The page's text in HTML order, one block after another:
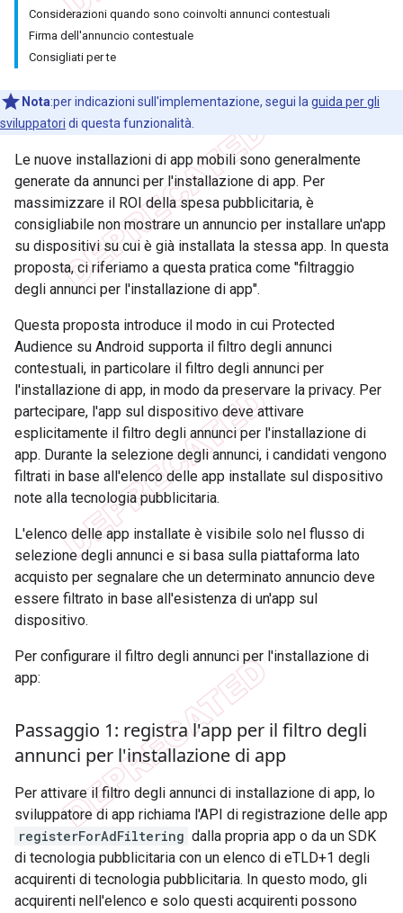
Considerazioni quando sono coinvolti annunci contestuali
Firma dell'annuncio contestuale
Consigliati per te
Nota:per indicazioni sull'implementazione, segui la guida per gli
sviluppatori di questa funzionalità.
Le nuove installazioni di app mobili sono generalmente
generate da annunci per l'installazione di app. Per
massimizzare il ROI della spesa pubblicitaria, è
consigliabile non mostrare un annuncio per installare un'app
su dispositivi su cui è già installata la stessa app. In questa
proposta, ci riferiamo a questa pratica come "filtraggio
degli annunci per l'installazione di app".
Questa proposta introduce il modo in cui Protected
Audience su Android supporta il filtro degli annunci
contestuali, in particolare il filtro degli annunci per
l'installazione di app, in modo da preservare la privacy. Per
partecipare, l'app sul dispositivo deve attivare
esplicitamente il filtro degli annunci per l'installazione di
app. Durante la selezione degli annunci, i candidati vengono
filtrati in base all'elenco delle app installate sul dispositivo
note alla tecnologia pubblicitaria.
L'elenco delle app installate è visibile solo nel flusso di
selezione degli annunci e si basa sulla piattaforma lato
acquisto per segnalare che un determinato annuncio deve
essere filtrato in base all'esistenza di un'app sul
dispositivo.
Per configurare il filtro degli annunci per l'installazione di
app:
Passaggio 1: registra l'app per il filtro degli
annunci per l'installazione di app
Per attivare il filtro degli annunci di installazione di app, lo
sviluppatore di app richiama l'API di registrazione delle app
registerForAdFiltering dalla propria app o da un SDK
di tecnologia pubblicitaria con un elenco di eTLD+1 degli
acquirenti di tecnologia pubblicitaria. In questo modo, gli
acquirenti nell'elenco e solo questi acquirenti possono